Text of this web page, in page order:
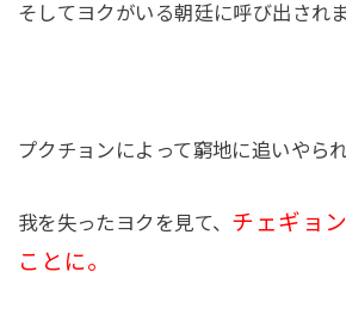
そしてヨクがいる朝廷に呼び出されま
プクチョンによって窮地に追いやら
我を失ったヨクを見て、 チェギョ
ことに。